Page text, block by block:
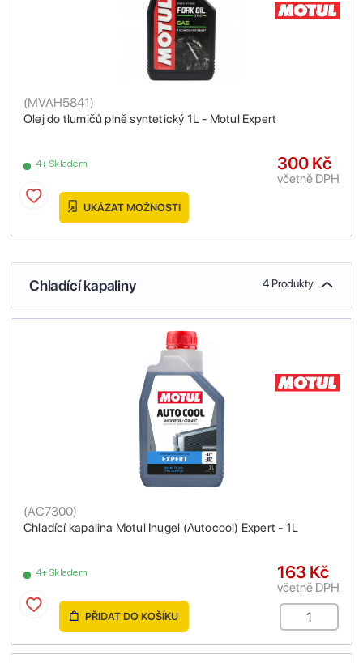
Olej do tlumičů plně syntetický 1L - Motul Expert
(MVAH5841)
4+ Skladem 300 Kč
včetně DPH
UKÁZAT MOŽNOSTI
Chladící kapaliny 4 Produkty
Chladící kapalina Motul Inugel (Autocool) Expert - 1L
(AC7300)
4+ Skladem 163 Kč
včetně DPH
PŘIDAT DO KOŠÍKU